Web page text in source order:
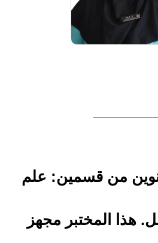
نوین من قسمين: علم
هذا المختبر مجهز